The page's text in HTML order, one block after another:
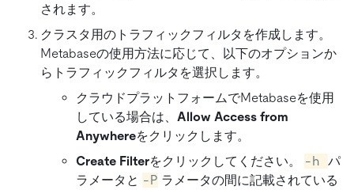
されます。
クラスタ用のトラフィックフィルタを作成します。
Metabaseの使用方法に応じて、以下のオプションか
らトラフィックフィルタを選択します。
クラウドプラットフォームでMetabaseを使用
している場合は、 Allow Access from
Anywhereをクリックします。
Create Filterをクリックしてください。 -h パ
ラメータと -P ラメータの間に記載されている